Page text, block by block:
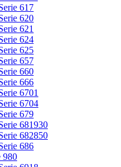
617
620
621
624
625
657
660
666
6701
6704
679
681930
682850
686
980